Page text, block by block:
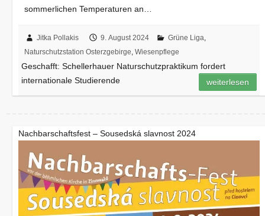
sommerlichen Temperaturen an…
Jitka Pollakis 9. August 2024 Grüne Liga,
Naturschutzstation Osterzgebirge,Wiesenpflege
Geschafft: Schellerhauer Naturschutzpraktikum fordert
internationale Studierende
weiterlesen
Nachbarschaftsfest – Sousedská slavnost 2024